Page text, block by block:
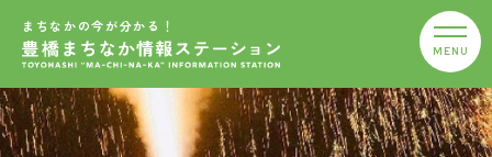
まちなかの今が分かる！